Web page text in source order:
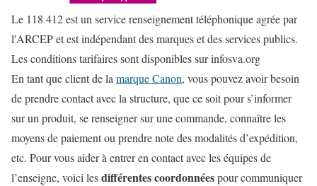
Le 118 412 est un service renseignement téléphonique agrée par
l'ARCEP et est indépendant des marques et des services publics.
Les conditions tarifaires sont disponibles sur infosva.org
En tant que client de la marque Canon, vous pouvez avoir besoin
de prendre contact avec la structure, que ce soit pour s’informer
sur un produit, se renseigner sur une commande, connaître les
moyens de paiement ou prendre note des modalités d’expédition,
etc. Pour vous aider à entrer en contact avec les équipes de
l’enseigne, voici lesdifférentes coordonnéespour communiquer